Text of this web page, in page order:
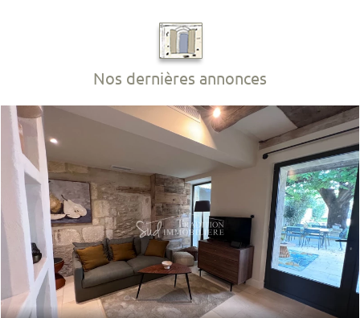
Nos dernières annonces